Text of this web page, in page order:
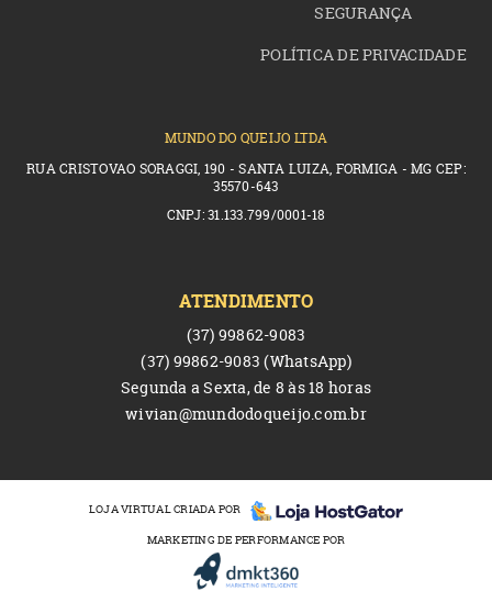
SEGURANÇA
POLÍTICA DE PRIVACIDADE
MUNDO DO QUEIJO LTDA
RUA CRISTOVAO SORAGGI, 190 - SANTA LUIZA, FORMIGA - MG CEP:
35570-643
CNPJ: 31.133.799/0001-18
ATENDIMENTO
(37) 99862-9083
(37) 99862-9083(WhatsApp)
Segunda a Sexta, de 8 às 18 horas
wivian@mundodoqueijo.com.br
LOJA VIRTUAL CRIADA POR
MARKETING DE PERFORMANCE POR